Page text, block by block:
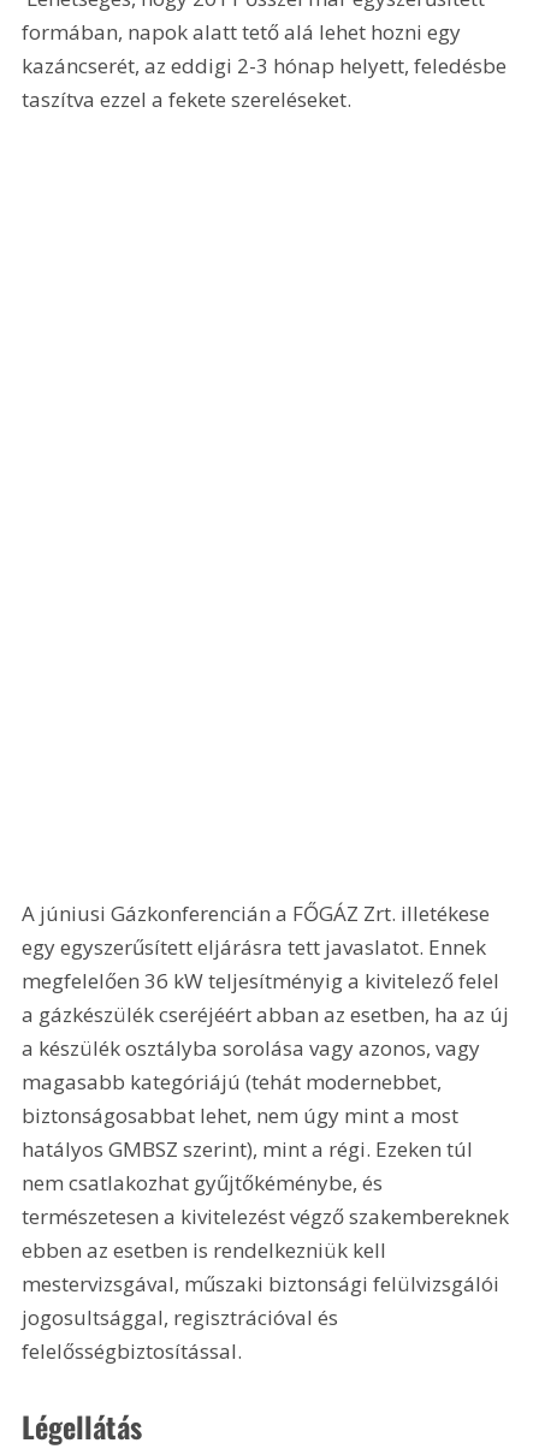
formában, napok alatt tető alá lehet hozni egy
kazáncserét, az eddigi 2-3 hónap helyett, feledésbe
taszítva ezzel a fekete szereléseket.
A júniusi Gázkonferencián a FŐGÁZ Zrt. illetékese
egy egyszerűsített eljárásra tett javaslatot. Ennek
megfelelően 36 kW teljesítményig a kivitelező felel
a gázkészülék cseréjéért abban az esetben, ha az új
a készülék osztályba sorolása vagy azonos, vagy
magasabb kategóriájú (tehát modernebbet,
biztonságosabbat lehet, nem úgy mint a most
hatályos GMBSZ szerint), mint a régi. Ezeken túl
nem csatlakozhat gyűjtőkéménybe, és
természetesen a kivitelezést végző szakembereknek
ebben az esetben is rendelkezniük kell
mestervizsgával, műszaki biztonsági felülvizsgálói
jogosultsággal, regisztrációval és
felelősségbiztosítással.
Légellátás